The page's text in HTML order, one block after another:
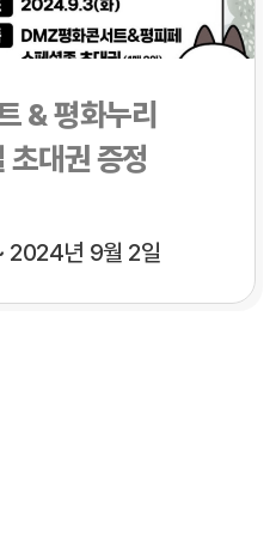
& 평화누리
초대권 증정
년 9월 2일